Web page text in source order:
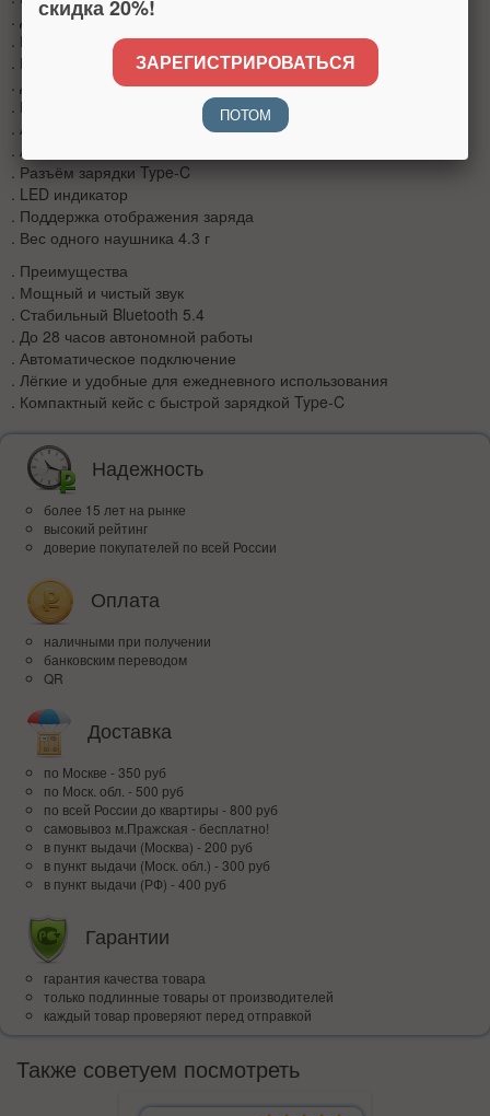
. Динамик 13 мм
. Радиус работы до 10 м
. Время работы до 7 часов
. До 28 часов с зарядным кейсом
. Быстрая зарядка: 1–1.5 часа
. Аккумулятор кейса 320 mAh
. Аккумулятор наушника 40 mAh
. Разъём зарядки Type-C
. LED индикатор
. Поддержка отображения заряда
. Вес одного наушника 4.3 г
. Преимущества
. Мощный и чистый звук
. Стабильный Bluetooth 5.4
. До 28 часов автономной работы
. Автоматическое подключение
. Лёгкие и удобные для ежедневного использования
. Компактный кейс с быстрой зарядкой Type-C
Надежность
более 15 лет на рынке
высокий рейтинг
доверие покупателей по всей России
Оплата
наличными при получении
банковским переводом
QR
Доставка
по Москве - 350 руб
по Моск. обл. - 500 руб
по всей Росcии до квартиры - 800 руб
самовывоз м.Пражская - бесплатно!
в пункт выдачи (Москва) - 200 руб
в пункт выдачи (Моск. обл.) - 300 руб
в пункт выдачи (РФ) - 400 руб
Гарантии
гарантия качества товара
только подлинные товары от производителей
каждый товар проверяют перед отправкой
Также советуем посмотреть
скидка 20%!
ЗАРЕГИСТРИРОВАТЬСЯ
ПОТОМ